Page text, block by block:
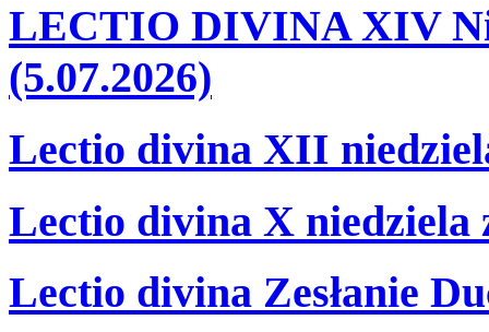
LECTIO DIVINA XIV
(5.07.2026)
Lectio divina XII
Lectio divina X niedziela
Lectio divina Zesłanie